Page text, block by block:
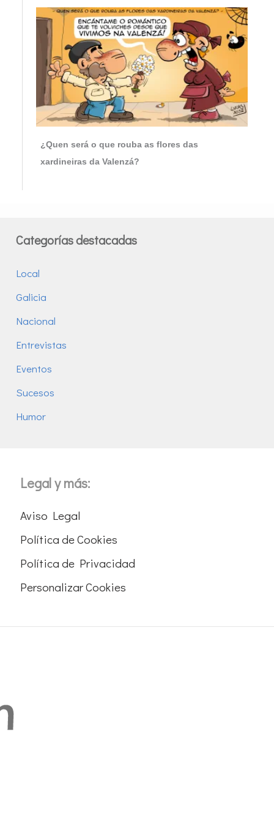
¿Quen será o que rouba as flores das
xardineiras da Valenzá?
Categorías destacadas
Local
Galicia
Nacional
Entrevistas
Eventos
Sucesos
Humor
Legal y más:
Aviso Legal
Política de Cookies
Política de Privacidad
Personalizar Cookies